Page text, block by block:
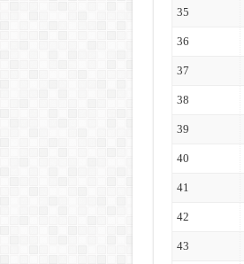
35
36
37
38
39
40
41
42
43